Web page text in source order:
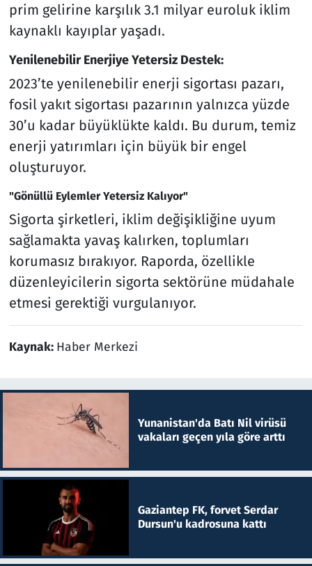
prim gelirine karşılık 3.1 milyar euroluk iklim
kaynaklı kayıplar yaşadı.
Yenilenebilir Enerjiye Yetersiz Destek:
2023’te yenilenebilir enerji sigortası pazarı,
fosil yakıt sigortası pazarının yalnızca yüzde
30’u kadar büyüklükte kaldı. Bu durum, temiz
enerji yatırımları için büyük bir engel
oluşturuyor.
"Gönüllü Eylemler Yetersiz Kalıyor"
Sigorta şirketleri, iklim değişikliğine uyum
sağlamakta yavaş kalırken, toplumları
korumasız bırakıyor. Raporda, özellikle
düzenleyicilerin sigorta sektörüne müdahale
etmesi gerektiği vurgulanıyor.
Kaynak: Haber Merkezi
Yunanistan'da Batı Nil virüsü
vakaları geçen yıla göre arttı
Gaziantep FK, forvet Serdar
Dursun'u kadrosuna kattı